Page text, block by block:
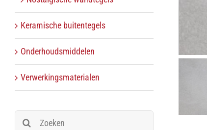
Keramische buitentegels
Onderhoudsmiddelen
Verwerkingsmaterialen
Zoeken